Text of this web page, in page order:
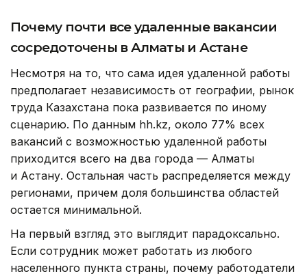
Почему почти все удаленные вакансии
сосредоточены в Алматы и Астане
Несмотря на то, что сама идея удаленной работы
предполагает независимость от географии, рынок
труда Казахстана пока развивается по иному
сценарию. По данным hh.kz, около 77% всех
вакансий с возможностью удаленной работы
приходится всего на два города — Алматы
и Астану. Остальная часть распределяется между
регионами, причем доля большинства областей
остается минимальной.
На первый взгляд это выглядит парадоксально.
Если сотрудник может работать из любого
населенного пункта страны, почему работодатели